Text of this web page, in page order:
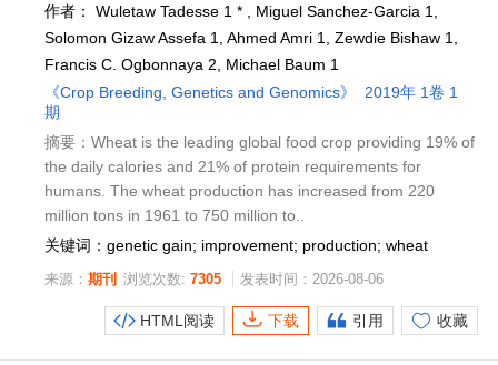
作者： Wuletaw Tadesse 1 * , Miguel Sanchez-Garcia 1,
Solomon Gizaw Assefa 1, Ahmed Amri 1, Zewdie Bishaw 1,
Francis C. Ogbonnaya 2, Michael Baum 1
《Crop Breeding, Genetics and Genomics》
2019年 1卷 1
期
摘要：Wheat is the leading global food crop providing 19% of
the daily calories and 21% of protein requirements for
humans. The wheat production has increased from 220
million tons in 1961 to 750 million to..
关键词：genetic gain; improvement; production; wheat
来源： 期刊 浏览次数: 7305 发表时间：2026-08-06
HTML阅读 下载 引用 收藏